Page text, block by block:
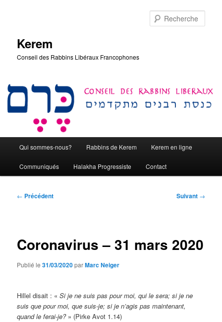
Kerem
Conseil des Rabbins Libéraux Francophones
principal
Qui sommes-nous? Rabbins de Kerem Kerem en ligne
Communiqués Halakha Progressiste Contact
Navigation
← Précédent Suivant →
Coronavirus – 31 mars 2020
Publié le31/03/2020parMarc Neiger
Hillel disait : «Si je ne suis pas pour moi, qui le sera; si je ne
suis que pour moi, que suis-je; si je n’agis pas maintenant,
quand le ferai-je?» (Pirke Avot 1.14)